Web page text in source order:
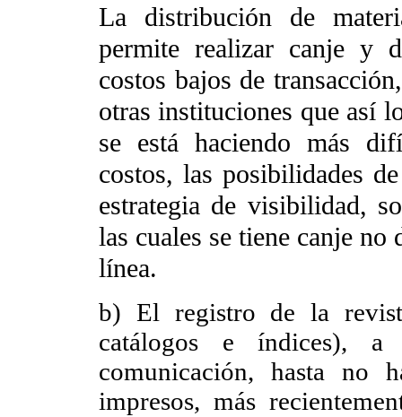
La distribución de
permite realizar canje y
costos bajos de
otras instituciones que así
se está haciendo más
costos, las posibilidades
estrategia de visibilidad,
las cuales se tiene canje
línea.
b) El registro de la
catálogos e índices),
comunicación, hasta no
impresos, más